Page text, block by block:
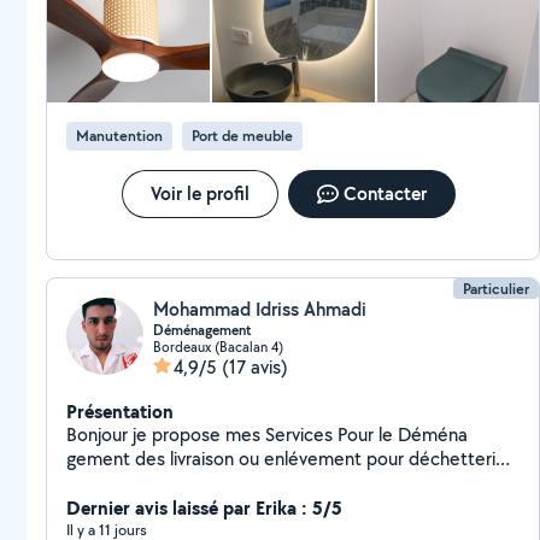
mettre mes compétences à votre service. J'espère
avec plaisir travailler très prochainement avec
vous.Merci
Manutention Port de meuble
Voir le profil Contacter
Particulier
Mohammad Idriss Ahmadi
Déménagement
Bordeaux (Bacalan 4)
4,9/5 (17 avis)
Présentation
Bonjour je propose mes Services Pour le Déména
gement des livraison ou enlévement pour déchetterie
Dernier avis laissé par Erika : 5/5
Il y a 11 jours